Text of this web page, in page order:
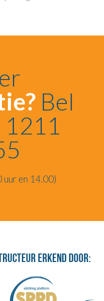
Bel
uur en 14.00)
erkend door: